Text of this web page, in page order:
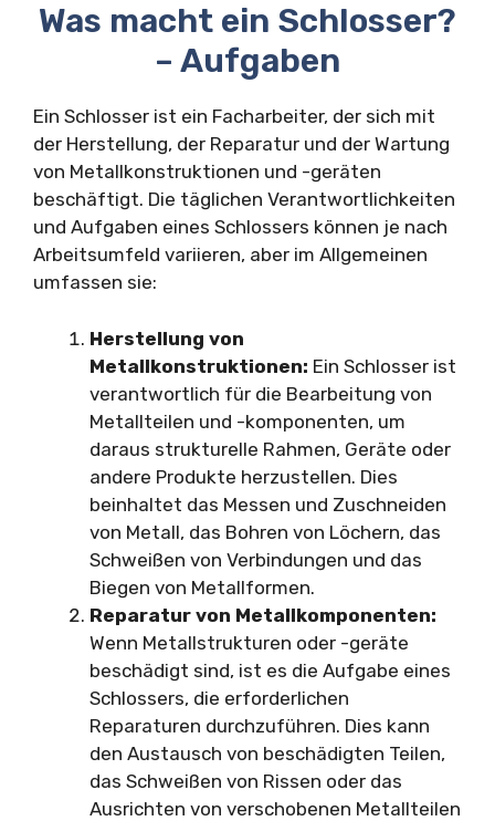
Was macht ein Schlosser?
– Aufgaben
Ein Schlosser ist ein Facharbeiter, der sich mit
der Herstellung, der Reparatur und der Wartung
von Metallkonstruktionen und -geräten
beschäftigt. Die täglichen Verantwortlichkeiten
und Aufgaben eines Schlossers können je nach
Arbeitsumfeld variieren, aber im Allgemeinen
umfassen sie:
Herstellung von
Metallkonstruktionen: Ein Schlosser ist
verantwortlich für die Bearbeitung von
Metallteilen und -komponenten, um
daraus strukturelle Rahmen, Geräte oder
andere Produkte herzustellen. Dies
beinhaltet das Messen und Zuschneiden
von Metall, das Bohren von Löchern, das
Schweißen von Verbindungen und das
Biegen von Metallformen.
Reparatur von Metallkomponenten:
Wenn Metallstrukturen oder -geräte
beschädigt sind, ist es die Aufgabe eines
Schlossers, die erforderlichen
Reparaturen durchzuführen. Dies kann
den Austausch von beschädigten Teilen,
das Schweißen von Rissen oder das
Ausrichten von verschobenen Metallteilen